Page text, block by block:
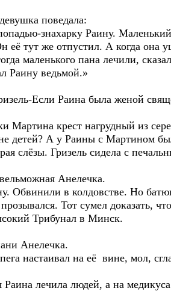
поведала:
знахарку Раину.
её тут же отпустил. А когда она
маленького пана лечили,
Раину ведьмой.»
Если Раина была женой
крест нагрудный из
детей? А у Раины с Мартином
слёзы. Гризель сидела с
Анелечка.
Обвинили в колдовстве. Но
Тот сумел доказать,
Трибунал в Минск.
Анелечка.
настаивал на её вине, мол,
лечила людей, а на